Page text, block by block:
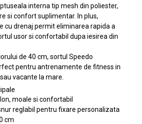
interna tip mesh din poliester,
si confort suplimentar. In plus,
cu drenaj permit eliminarea rapida a
usor si confortabil dupa iesirea din
de 40 cm, sortul Speedo
pentru antrenamente de fitness in
vacante la mare.
moale si confortabil
reglabil pentru fixare personalizata
cm